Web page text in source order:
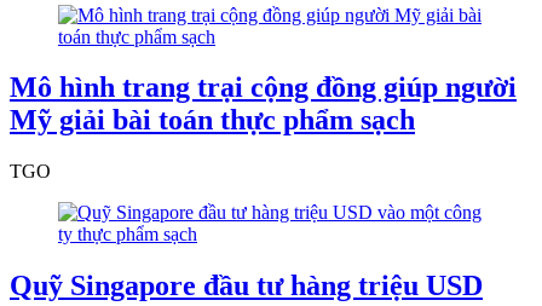
Mô hình trang trại cộng đồng giúp người
Mỹ giải bài toán thực phẩm sạch
TGO
Quỹ Singapore đầu tư hàng triệu USD